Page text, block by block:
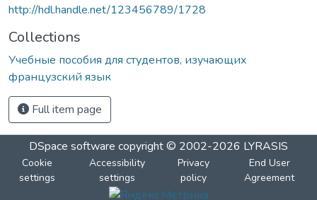
http://hdl.handle.net/123456789/1728
Collections
Учебные пособия для студентов, изучающих
французский язык
Full item page
DSpace software copyright © 2002-2026 LYRASIS
Cookie
settings
Accessibility
settings
Privacy
policy
End User
Agreement